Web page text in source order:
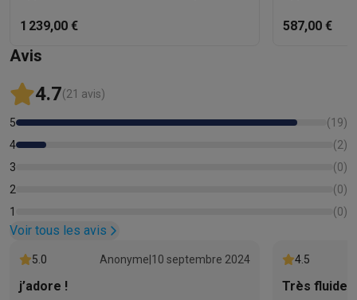
1 239,00 € 587,00 €
Avis
4.7(21 avis)
5 (19)
4
(2)
3
(0)
2
(0)
1
(0)
Voir tous les avis
5.0 Anonyme 10 septembre 2024
j’adore !
4.5
Très fluide